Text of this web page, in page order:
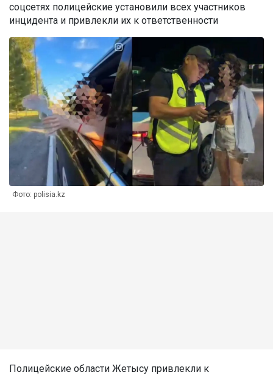
соцсетях полицейские установили всех участников
инцидента и привлекли их к ответственности
Фото: polisia.kz
Полицейские области Жетысу привлекли к